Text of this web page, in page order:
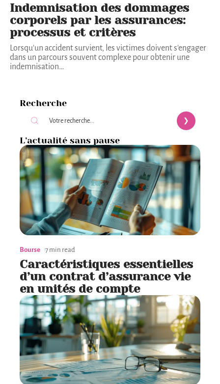
Indemnisation des dommages
corporels par les assurances:
processus et critères
Lorsqu'un accident survient, les victimes doivent s'engager
dans un parcours souvent complexe pour obtenir une
indemnisation…
Recherche
L’actualité sans pause
Bourse 7 min read
Caractéristiques essentielles
d’un contrat d’assurance vie
en unités de compte